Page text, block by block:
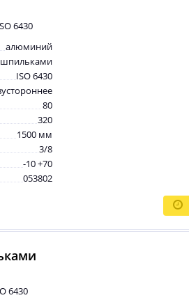
6430
алюминий
ISO 6430
80
320
1500 мм
3/8
-10 +70
053802
6430